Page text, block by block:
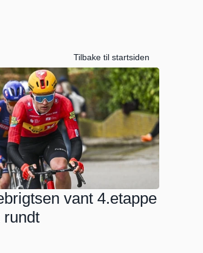
Tilbake til startsiden
vant 4.etappe
rundt